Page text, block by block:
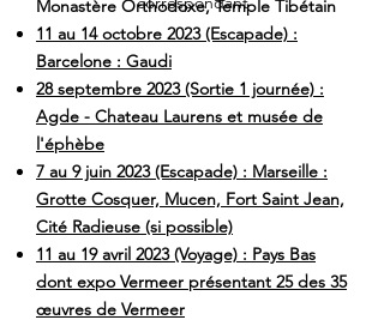
Monastère Orthodoxe, Temple Tibétain
11 au 14 octobre 2023 (Escapade) :
Barcelone : Gaudi
28 septembre 2023 (Sortie 1 journée) :
Agde - Chateau Laurens et musée de
l'éphèbe
7 au 9 juin 2023 (Escapade) : Marseille :
Grotte Cosquer, Mucen, Fort Saint Jean,
Cité Radieuse (si possible)
11 au 19 avril 2023 (Voyage) : Pays Bas
dont expo Vermeer présentant 25 des 35
œuvres de Vermeer